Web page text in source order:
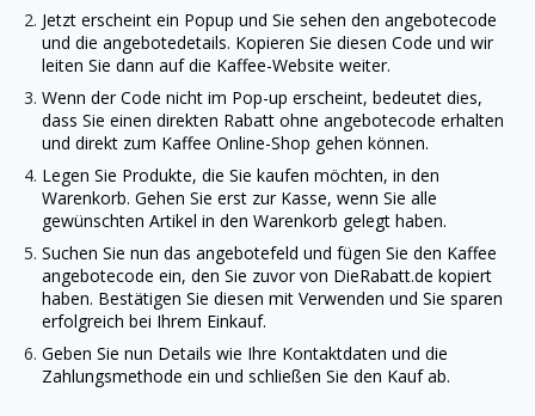
Jetzt erscheint ein Popup und Sie sehen den angebotecode
und die angebotedetails. Kopieren Sie diesen Code und wir
leiten Sie dann auf die Kaffee-Website weiter.
Wenn der Code nicht im Pop-up erscheint, bedeutet dies,
dass Sie einen direkten Rabatt ohne angebotecode erhalten
und direkt zum Kaffee Online-Shop gehen können.
Legen Sie Produkte, die Sie kaufen möchten, in den
Warenkorb. Gehen Sie erst zur Kasse, wenn Sie alle
gewünschten Artikel in den Warenkorb gelegt haben.
Suchen Sie nun das angebotefeld und fügen Sie den Kaffee
angebotecode ein, den Sie zuvor von DieRabatt.de kopiert
haben. Bestätigen Sie diesen mit Verwenden und Sie sparen
erfolgreich bei Ihrem Einkauf.
Geben Sie nun Details wie Ihre Kontaktdaten und die
Zahlungsmethode ein und schließen Sie den Kauf ab.